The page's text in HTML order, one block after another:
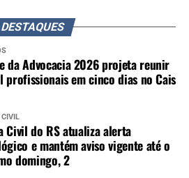
DESTAQUES
da Advocacia 2026 projeta reunir
profissionais em cinco dias no Cais
CIVIL
Civil do RS atualiza alerta
e mantém aviso vigente até o
domingo, 2